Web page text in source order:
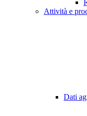
Attività e
Dati